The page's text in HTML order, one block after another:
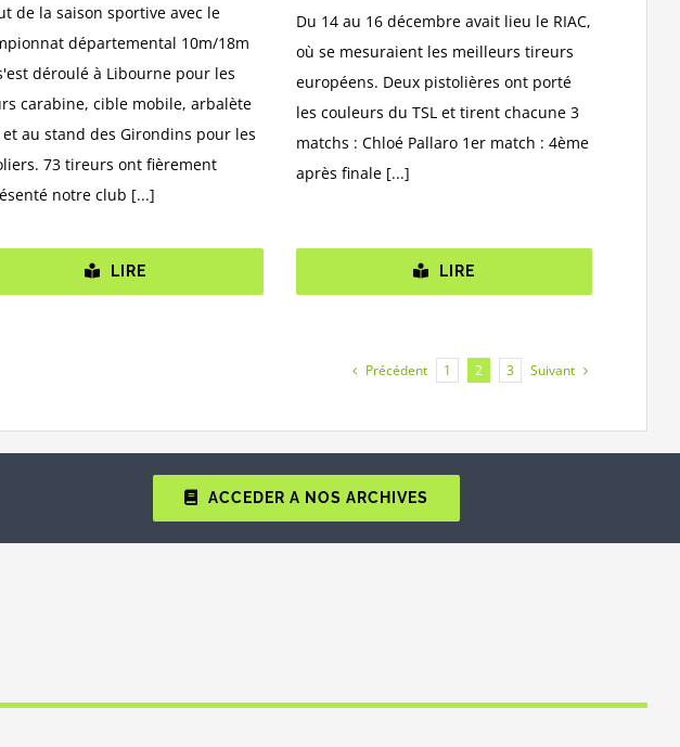
de la saison sportive avec le
départemental 10m/18m
déroulé à Libourne pour les
carabine, cible mobile, arbalète
au stand des Girondins pour les
73 tireurs ont fièrement
notre club [...]
Du 14 au 16 décembre avait lieu le RIAC,
où se mesuraient les meilleurs tireurs
européens. Deux pistolières ont porté
les couleurs du TSL et tirent chacune 3
matchs : Chloé Pallaro 1er match : 4ème
après finale [...]
LIRE LIRE
Précédent 1 2 3 Suivant
ACCEDER A NOS ARCHIVES